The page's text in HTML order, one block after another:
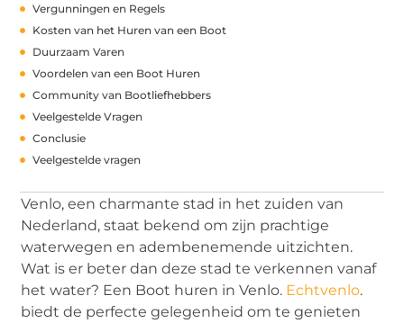
Vergunningen en Regels
Kosten van het Huren van een Boot
Duurzaam Varen
Voordelen van een Boot Huren
Community van Bootliefhebbers
Veelgestelde Vragen
Conclusie
Veelgestelde vragen
Venlo, een charmante stad in het zuiden van
Nederland, staat bekend om zijn prachtige
waterwegen en adembenemende uitzichten.
Wat is er beter dan deze stad te verkennen vanaf
het water? Een Boot huren in Venlo. Echtvenlo.
biedt de perfecte gelegenheid om te genieten